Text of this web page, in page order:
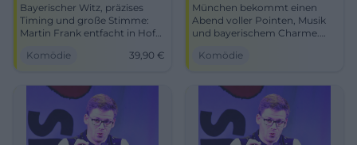
Bayerischer Witz, präzises
Timing und große Stimme:
Martin Frank entfacht in Hof
Sichere dir jetzt deine Tickets
Pointen, Publikumsreaktion
und kabarettistischer Klasse.
Komödie 39,90 €
München bekommt einen
Abend voller Pointen, Musik
und bayerischem Charme.
CAT mit Grüße aus Allegro
Komödie